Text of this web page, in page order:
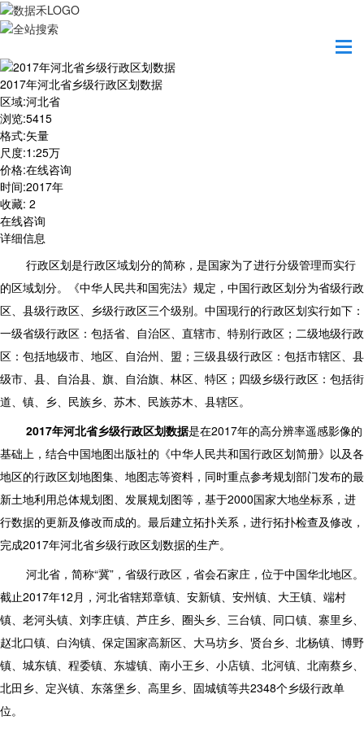
2017年河北省乡级行政区划数据
区域:河北省
浏览:5415
格式:矢量
尺度:1:25万
价格:在线咨询
时间:2017年
收藏: 2
在线咨询
详细信息
行政区划是行政区域划分的简称，是国家为了进行分级管理而实行
的区域划分。《中华人民共和国宪法》规定，中国行政区划分为省级行政
区、县级行政区、乡级行政区三个级别。中国现行的行政区划实行如下：
一级省级行政区：包括省、自治区、直辖市、特别行政区；二级地级行政
区：包括地级市、地区、自治州、盟；三级县级行政区：包括市辖区、县
级市、县、自治县、旗、自治旗、林区、特区；四级乡级行政区：包括街
道、镇、乡、民族乡、苏木、民族苏木、县辖区。
2017年河北省乡级行政区划数据是在2017年的高分辨率遥感影像的
基础上，结合中国地图出版社的《中华人民共和国行政区划简册》以及各
地区的行政区划地图集、地图志等资料，同时重点参考规划部门发布的最
新土地利用总体规划图、发展规划图等，基于2000国家大地坐标系，进
行数据的更新及修改而成的。最后建立拓扑关系，进行拓扑检查及修改，
完成2017年河北省乡级行政区划数据的生产。
河北省，简称“冀”，省级行政区，省会石家庄，位于中国华北地区。
截止2017年12月，河北省辖郑章镇、安新镇、安州镇、大王镇、端村
镇、老河头镇、刘李庄镇、芦庄乡、圈头乡、三台镇、同口镇、寨里乡、
赵北口镇、白沟镇、保定国家高新区、大马坊乡、贤台乡、北杨镇、博野
镇、城东镇、程委镇、东墟镇、南小王乡、小店镇、北河镇、北南蔡乡、
北田乡、定兴镇、东落堡乡、高里乡、固城镇等共2348个乡级行政单
位。